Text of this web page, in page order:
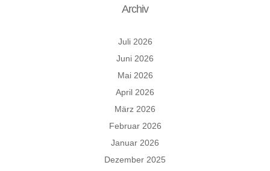
Archiv
Juli 2026
Juni 2026
Mai 2026
April 2026
März 2026
Februar 2026
Januar 2026
Dezember 2025